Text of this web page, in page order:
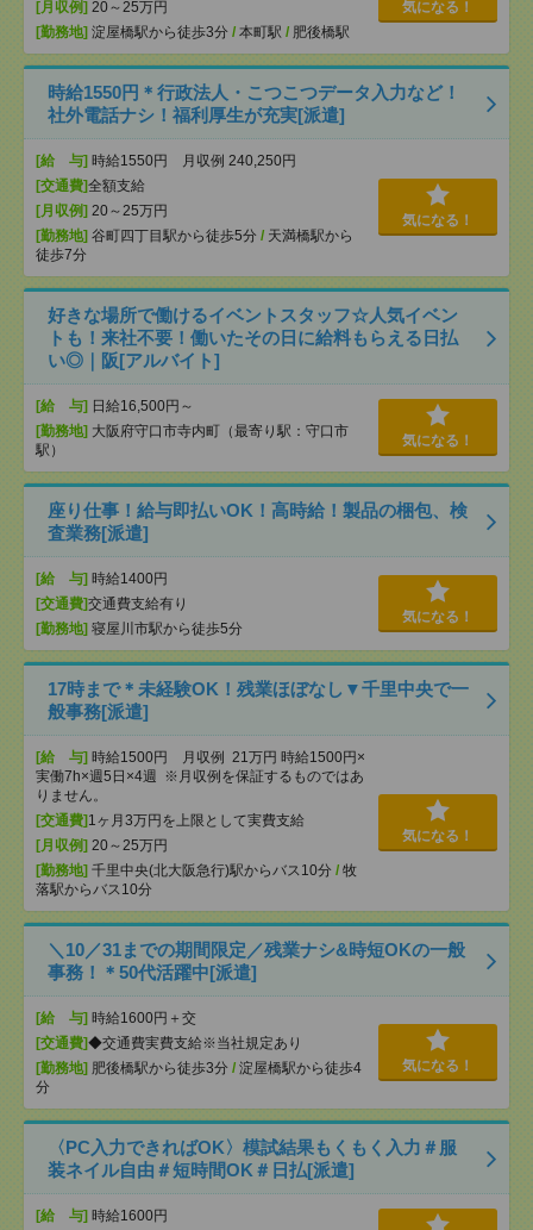
[月収例] 20～25万円
[勤務地] 淀屋橋駅から徒歩3分 / 本町駅 / 肥後橋駅
気になる！
時給1550円＊行政法人・こつこつデータ入力など！
社外電話ナシ！福利厚生が充実[派遣]
[給 与] 時給1550円 月収例 240,250円
[交通費]全額支給
[月収例] 20～25万円
[勤務地] 谷町四丁目駅から徒歩5分 / 天満橋駅から
徒歩7分
気になる！
好きな場所で働けるイベントスタッフ☆人気イベン
トも！来社不要！働いたその日に給料もらえる日払
い◎｜阪[アルバイト]
[給 与] 日給16,500円～
[勤務地] 大阪府守口市寺内町（最寄り駅：守口市
駅）
気になる！
座り仕事！給与即払いOK！高時給！製品の梱包、検
査業務[派遣]
[給 与] 時給1400円
[交通費]交通費支給有り
[勤務地] 寝屋川市駅から徒歩5分
気になる！
17時まで＊未経験OK！残業ほぼなし▼千里中央で一
般事務[派遣]
[給 与] 時給1500円 月収例 21万円 時給1500円×
実働7h×週5日×4週 ※月収例を保証するものではあ
りません。
[交通費] 1ヶ月3万円を上限として実費支給
[月収例] 20～25万円
[勤務地] 千里中央(北大阪急行)駅からバス10分 / 牧
落駅からバス10分
気になる！
＼10／31までの期間限定／残業ナシ&時短OKの一般
事務！＊50代活躍中[派遣]
[給 与] 時給1600円＋交
[交通費]◆交通費実費支給※当社規定あり
[勤務地] 肥後橋駅から徒歩3分 / 淀屋橋駅から徒歩4
分
気になる！
〈PC入力できればOK〉模試結果もくもく入力＃服
装ネイル自由＃短時間OK＃日払[派遣]
[給 与] 時給1600円